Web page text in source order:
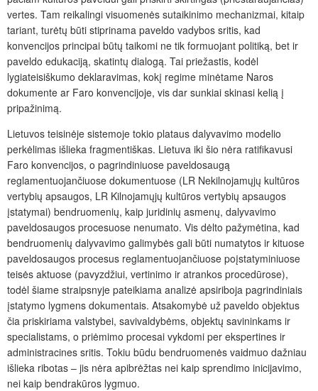
vertes. Tam reikalingi visuomenės sutaikinimo mechanizmai, kitaip
tariant, turėtų būti stiprinama paveldo vadybos sritis, kad
konvencijos principai būtų taikomi ne tik formuojant politiką, bet ir
paveldo edukaciją, skatintų dialogą. Tai priežastis, kodėl
lygiateisiškumo deklaravimas, kokį regime minėtame Naros
dokumente ar Faro konvencijoje, vis dar sunkiai skinasi kelią į
pripažinimą.
Lietuvos teisinėje sistemoje tokio plataus dalyvavimo modelio
perkėlimas išlieka fragmentiškas. Lietuva iki šio nėra ratifikavusi
Faro konvencijos, o pagrindiniuose paveldosaugą
reglamentuojančiuose dokumentuose (LR Nekilnojamųjų kultūros
vertybių apsaugos, LR Kilnojamųjų kultūros vertybių apsaugos
įstatymai) bendruomenių, kaip juridinių asmenų, dalyvavimo
paveldosaugos procesuose nenumato. Vis dėlto pažymėtina, kad
bendruomenių dalyvavimo galimybės gali būti numatytos ir kituose
paveldosaugos procesus reglamentuojančiuose poįstatyminiuose
teisės aktuose (pavyzdžiui, vertinimo ir atrankos procedūrose),
todėl šiame straipsnyje pateikiama analizė apsiriboja pagrindiniais
įstatymo lygmens dokumentais. Atsakomybė už paveldo objektus
čia priskiriama valstybei, savivaldybėms, objektų savininkams ir
specialistams, o priėmimo procesai vykdomi per ekspertines ir
administracines sritis. Tokiu būdu bendruomenės vaidmuo dažniau
išlieka ribotas – jis nėra apibrėžtas nei kaip sprendimo inicijavimo,
nei kaip bendrakūros lygmuo.